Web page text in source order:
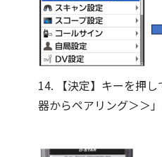
14. 【決定】キーを押
器からペアリング＞＞」